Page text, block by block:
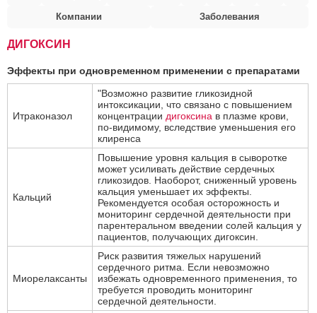
Компании Заболевания
ДИГОКСИН
Эффекты при одновременном применении с препаратами
Итраконазол
"Возможно развитие гликозидной
интоксикации, что связано с повышением
концентрации дигоксина в плазме крови,
по-видимому, вследствие уменьшения его
клиренса
Кальций
Повышение уровня кальция в сыворотке
может усиливать действие сердечных
гликозидов. Наоборот, сниженный уровень
кальция уменьшает их эффекты.
Рекомендуется особая осторожность и
мониторинг сердечной деятельности при
парентеральном введении солей кальция у
пациентов, получающих дигоксин.
Миорелаксанты
Риск развития тяжелых нарушений
сердечного ритма. Если невозможно
избежать одновременного применения, то
требуется проводить мониторинг
сердечной деятельности.